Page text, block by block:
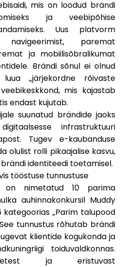
, mis on loodud brändi
ja veebipõhise
Uus platvorm
paremat
ja mobiilisõbralikumat
Brändi sõnul ei olnud
„järjekordne rõivaste
mis kajastab
endast kujutab.
suunatud brändide jaoks
infrastruktuuri
Tugev e-kaubanduse
olulist rolli pikaajalise kasvu,
identiteedi toetamisel.
tööstuse tunnustuse
on nimetatud 10 parima
auhinnakonkursil Muddy
kategoorias „Parim talupood
tunnustus rõhutab brändi
klientide kogukonda ja
toiduvaldkonnas.
ja eristuvast